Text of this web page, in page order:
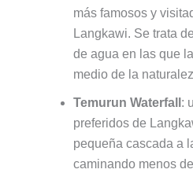
más famosos y
Langkawi. Se trata
de agua en las que
medio de la
Temurun Waterfall :
preferidos de
pequeña cascada a
caminando menos